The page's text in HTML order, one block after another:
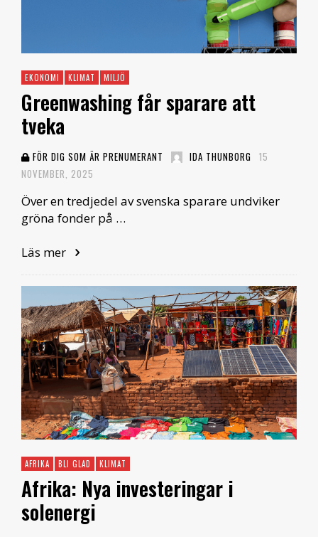
EKONOMI KLIMAT MILJÖ
Greenwashing får sparare att
tveka
FÖR DIG SOM ÄR PRENUMERANT IDA THUNBORG 15
NOVEMBER, 2025
Över en tredjedel av svenska sparare undviker
gröna fonder på …
Läs mer
AFRIKA BLI GLAD KLIMAT
Afrika: Nya investeringar i
solenergi